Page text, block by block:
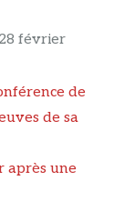
février
de
de sa
après une